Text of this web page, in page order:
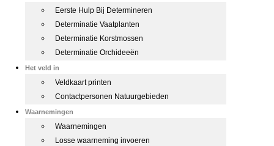
Eerste Hulp Bij Determineren
Determinatie Vaatplanten
Determinatie Korstmossen
Determinatie Orchideeën
Het veld in
Veldkaart printen
Contactpersonen Natuurgebieden
Waarnemingen
Waarnemingen
Losse waarneming invoeren